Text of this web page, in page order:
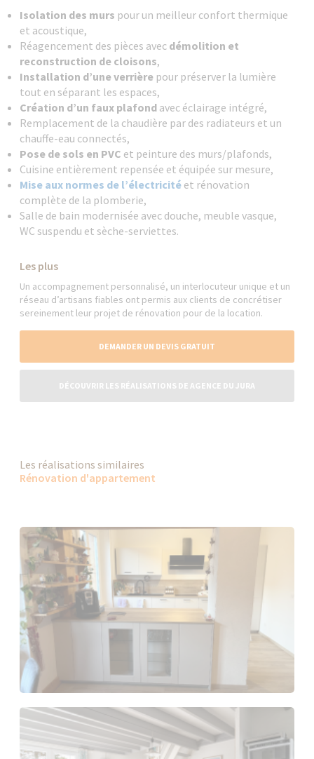
Isolation des murs pour un meilleur confort thermique
et acoustique,
Réagencement des pièces avec démolition et
reconstruction de cloisons,
Installation d’une verrière pour préserver la lumière
tout en séparant les espaces,
Création d’un faux plafond avec éclairage intégré,
Remplacement de la chaudière par des radiateurs et un
chauffe-eau connectés,
Pose de sols en PVC et peinture des murs/plafonds,
Cuisine entièrement repensée et équipée sur mesure,
Mise aux normes de l’électricité et rénovation
complète de la plomberie,
Salle de bain modernisée avec douche, meuble vasque,
WC suspendu et sèche-serviettes.
Les plus
Un accompagnement personnalisé, un interlocuteur unique et un
réseau d’artisans fiables ont permis aux clients de concrétiser
sereinement leur projet de rénovation pour de la location.
DEMANDER UN DEVIS GRATUIT
DÉCOUVRIR LES RÉALISATIONS DE AGENCE DU JURA
Les réalisations similaires
Rénovation d'appartement